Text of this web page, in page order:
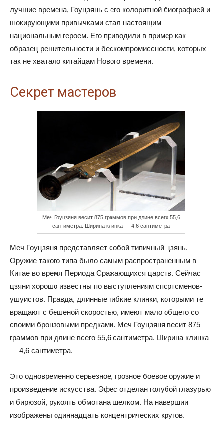
лучшие времена, Гоуцзянь с его колоритной биографией и
шокирующими привычками стал настоящим
национальным героем. Его приводили в пример как
образец решительности и бескомпромиссности, которых
так не хватало китайцам Нового времени.
Секрет мастеров
Меч Гоуцзяня весит 875 граммов при длине всего 55,6
сантиметра. Ширина клинка — 4,6 сантиметра
Меч Гоуцзяня представляет собой типичный цзянь.
Оружие такого типа было самым распространенным в
Китае во время Периода Сражающихся царств. Сейчас
цзяни хорошо известны по выступлениям спортсменов-
ушуистов. Правда, длинные гибкие клинки, которыми те
вращают с бешеной скоростью, имеют мало общего со
своими бронзовыми предками. Меч Гоуцзяня весит 875
граммов при длине всего 55,6 сантиметра. Ширина клинка
— 4,6 сантиметра.
Это одновременно серьезное, грозное боевое оружие и
произведение искусства. Эфес отделан голубой глазурью
и бирюзой, рукоять обмотана шелком. На навершии
изображены одиннадцать концентрических кругов.